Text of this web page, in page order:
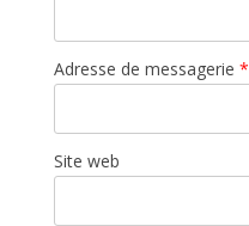
Adresse de messagerie *
Site web